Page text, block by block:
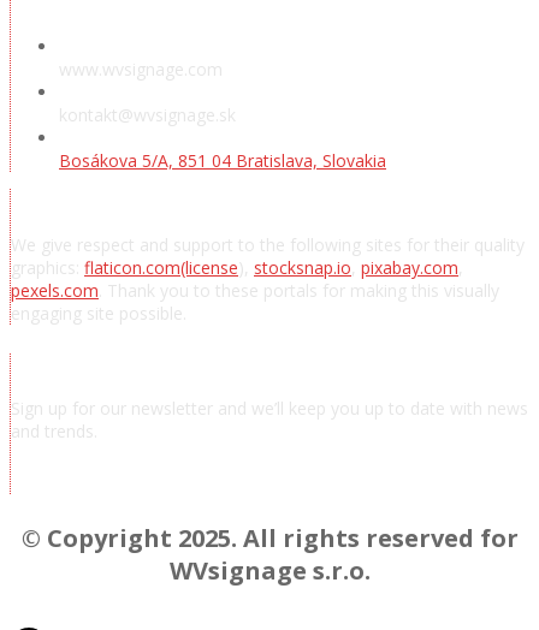
www.wvsignage.com
kontakt@wvsignage.sk
Bosákova 5/A, 851 04 Bratislava, Slovakia
We give respect and support to the following sites for their quality
graphics: flaticon.com(license), stocksnap.io pixabay.com
pexels.com . Thank you to these portals for making this visually
engaging site possible.
Sign up for our newsletter and we’ll keep you up to date with news
and trends.
© Copyright 2025. All rights reserved for
WVsignage s.r.o.